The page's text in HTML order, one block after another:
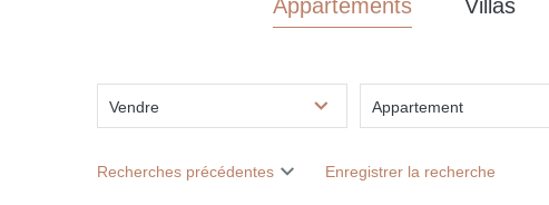
Appartements Villas
Vendre Appartement
Recherches précédentes Enregistrer la recherche